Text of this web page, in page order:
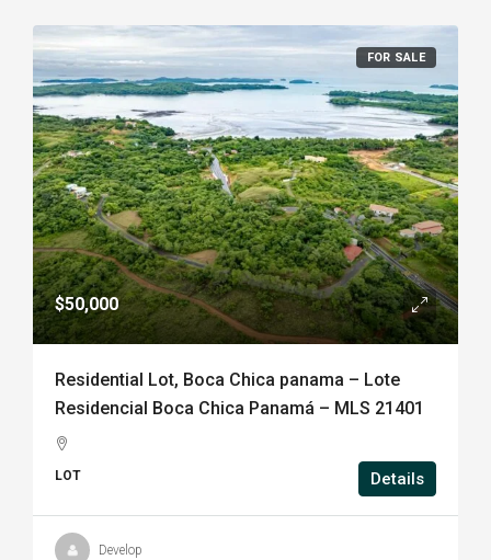
FOR SALE
$50,000
Residential Lot, Boca Chica panama – Lote
Residencial Boca Chica Panamá – MLS 21401
LOT Details
Develop